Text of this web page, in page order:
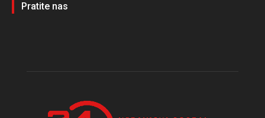
Pratite nas